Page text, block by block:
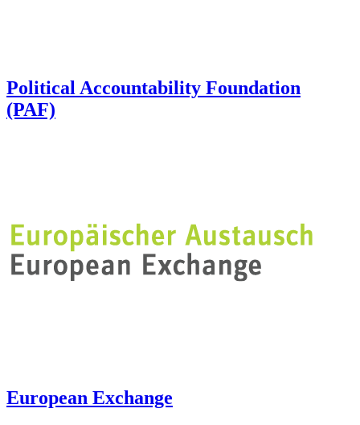
Political Accountability Foundation
(PAF)
European Exchange